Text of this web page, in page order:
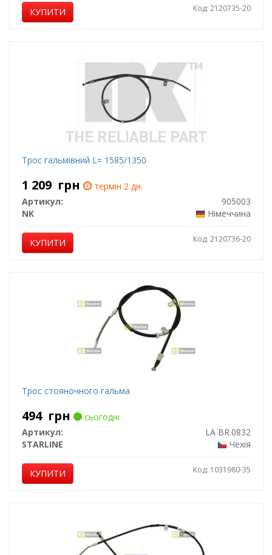
КУПИТИ Код: 2120735-20
Трос гальмівний L= 1585/1350
1 209 грн
термін 2 дн.
Артикул:
905003
NK
Німеччина
КУПИТИ Код: 2120736-20
Трос стояночного гальма
494 грн
сьогодні
Артикул:
LA BR.0832
STARLINE
Чехія
КУПИТИ Код: 1031980-35